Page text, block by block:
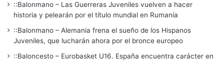
::Balonmano – Las Guerreras Juveniles vuelven a hacer
historia y pelearán por el título mundial en Rumanía
::Balonmano – Alemania frena el sueño de los Hispanos
Juveniles, que lucharán ahora por el bronce europeo
::Baloncesto – Eurobasket U16. España encuentra carácter en